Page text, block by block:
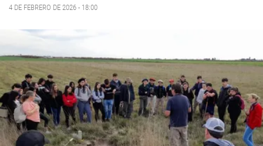
4 DE FEBRERO DE 2026 - 18:00